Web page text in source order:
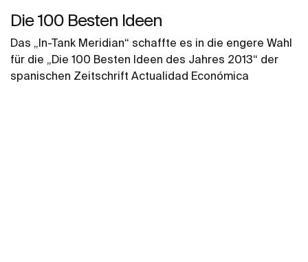
Die 100 Besten Ideen
Das „In-Tank Meridian“ schaffte es in die engere Wahl
für die „Die 100 Besten Ideen des Jahres 2013“ der
spanischen Zeitschrift Actualidad Económica